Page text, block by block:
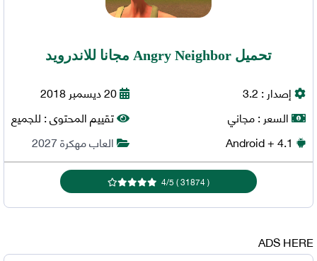
تحميل Angry Neighbor مجانا للاندرويد
إصدار :3.2
السعر :مجاني
Android+ 4.1
20 ديسمبر 2018
تقييم المحتوى :للجميع
العاب مهكرة 2027
(
31874
)
4/5
ADS HERE